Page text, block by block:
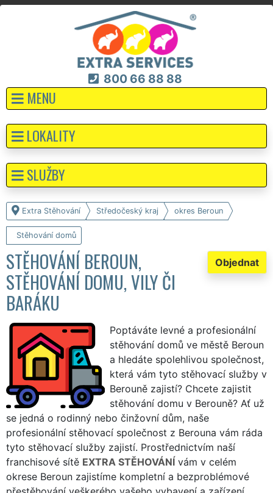
800 66 88 88
MENU
Extra Stěhování Středočeský kraj okres Beroun
Stěhování domů
Objednat
STĚHOVÁNÍ BEROUN,
STĚHOVÁNÍ DOMU, VILY ČI
BARÁKU
Poptáváte levné a profesionální
stěhování domů ve městě Beroun
a hledáte spolehlivou společnost,
která vám tyto stěhovací služby v
Berouně zajistí? Chcete zajistit
stěhování domu v Berouně? Ať už
se jedná o rodinný nebo činžovní dům, naše
profesionální stěhovací společnost z Berouna vám ráda
tyto stěhovací služby zajistí. Prostřednictvím naší
franchisové sítě EXTRA STĚHOVÁNÍ vám v celém
okrese Beroun zajistíme kompletní a bezproblémové
LOKALITY
SLUŽBY